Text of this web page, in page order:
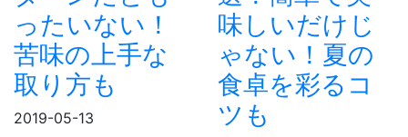
ったいない！
苦味の上手な
取り方も
2019-05-13
味しいだけじ
ゃない！夏の
食卓を彩るコ
ツも